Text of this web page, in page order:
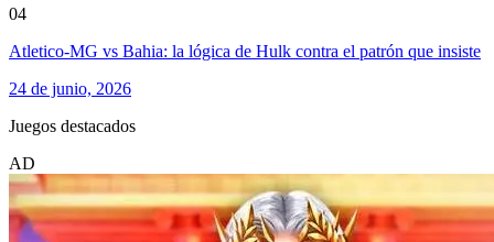
04
Atletico-MG vs Bahia: la lógica de Hulk contra el patrón que insiste
24 de junio, 2026
Juegos destacados
AD